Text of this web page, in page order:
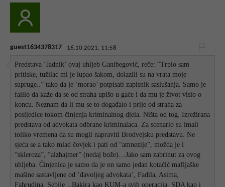
guest1634378317 16.10.2021. 11:58
Predstava ‘Jadnik’ ovaj uhljeb Ganibegović, reče: “Trpio sam
pritiske, tužilac mi je lupao šakom, dolazili su na vrata moje
supruge..” tako da je ‘morao’ potpisati zapisnik saslušanja. Samo je
falilo da kaže da se od straha upišo u gaće i da mu je život visio o
koncu. Neznam da li mu se to događalo i prije od straha za
posljedice tokom činjenja kriminalnog djela. Ništa od tog. Izrežirana
predstava od advokata odbrane kriminalaca. Za scenario su imali
toliko vremena da su mogli napraviti Brodvejsku predstavu. Ne
sjeća se a tako mlad čovjek i pati od “amnezije”, možda je i
“skleroza”, “alzhajmer” (nedaj bože)…Jako sam zabrinut za ovog
uhljeba. Činjenica je samo da je on samo jedan kotačić mafijaške
mašine sastavljene od ‘đavoljeg advokata’, Fadila, Asima,
Fahrudina, Sebije…Bakira kao KUM-a svih operacija. SDA kao i